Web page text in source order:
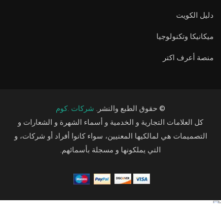
دليل الكويت
ميكانيكا وتكنولوجيا
منصة أعرف اكتر
© حقوق الطبع والنشر. شركات .كوم
كل العلامات التجارية و الخدمية و أسماء الشهرة و الشعارات و
التصميمات هي لمالكيها المعنيين، سواء كانوا أفراد أو شركات، و
التي يملكونها و مسجلة بأسمائهم.